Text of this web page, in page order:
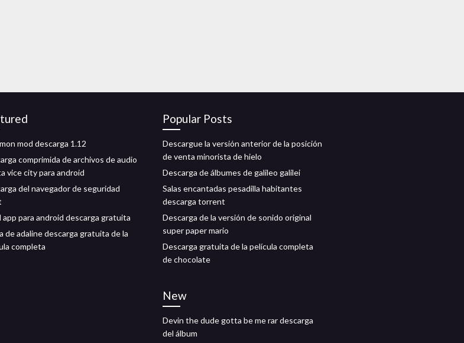
mod descarga 1.12
comprimida de archivos de audio
vice city para android
del navegador de seguridad
app para android descarga gratuita
de adaline descarga gratuita de la
completa
Popular Posts
Descargue la versión anterior de la posición
de venta minorista de hielo
Descarga de álbumes de galileo galilei
Salas encantadas pesadilla habitantes
descarga torrent
Descarga de la versión de sonido original
super paper mario
Descarga gratuita de la película completa
de chocolate
New
Devin the dude gotta be me rar descarga
del álbum